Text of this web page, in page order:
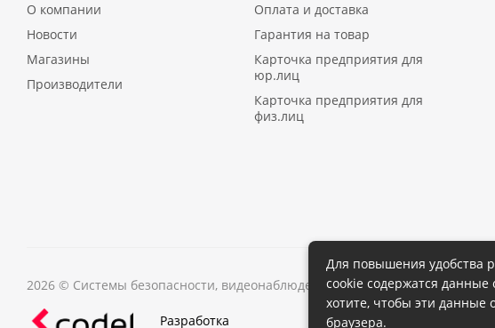
О компании
Новости
Магазины
Производители
Оплата и доставка
Гарантия на товар
Карточка предприятия для
юр.лиц
Карточка предприятия для
физ.лиц
2026 © Системы безопасности, видеонаблюдения в ИркутскеПолитика
Разработка
Для повышения удобства
cookie содержатся
хотите, чтобы эти данные
браузера.